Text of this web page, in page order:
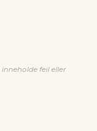
feil eller